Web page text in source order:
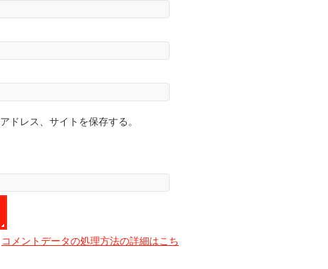
ドレス、サイトを保存する。
コメントデータの処理方法の詳細はこち